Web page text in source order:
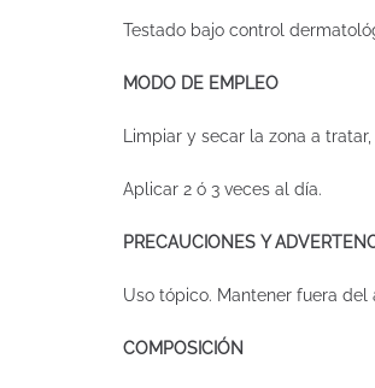
Testado ​bajo control
MODO DE EMPLEO
Limpiar y secar la zona a
Aplicar 2 ó 3 veces al día.
PRECAUCIONES Y
Uso tópico. Mantener fuera
COMPOSICIÓN